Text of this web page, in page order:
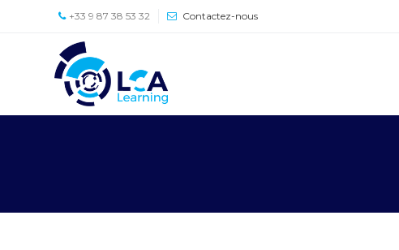
+33 9 87 38 53 32 Contactez-nous